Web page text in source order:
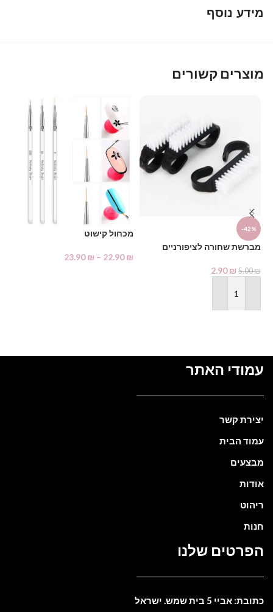
מידע נוסף
מוצרים קשורים
-42%
מברשת שחורה לציפורניים
5.00₪
2.90₪
הוספה לסל
מכחול קישוט
22.90₪
–
23.90₪
עמודי האתר
יצירת קשר
עמוד הבית
מבצעים
אודות
ריהוט
חנות
הפרטים שלנו
כתובת: אביי 5 בית שמש. ישראל